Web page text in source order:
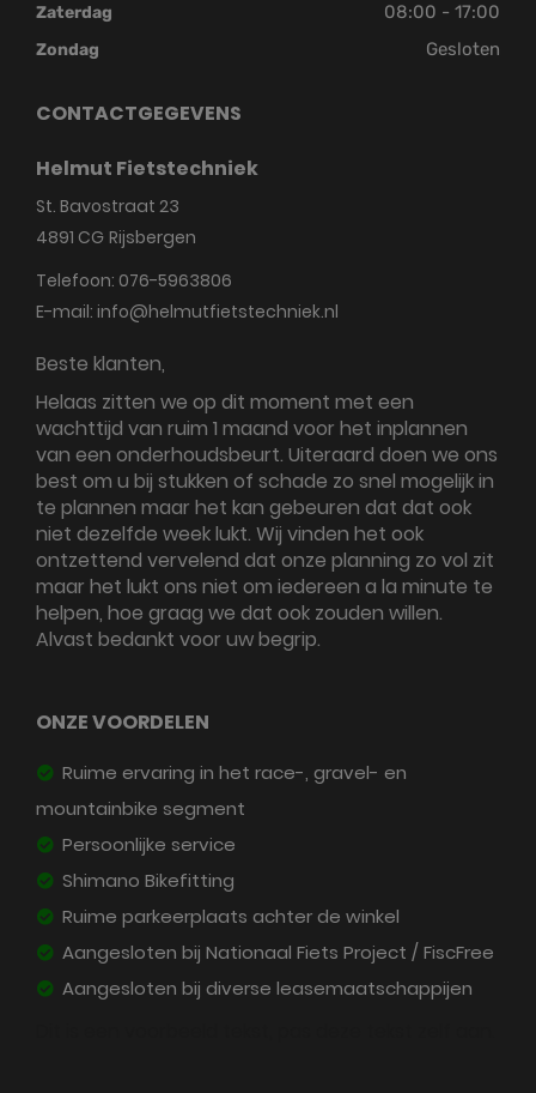
Zaterdag 08:00 - 17:00
Zondag Gesloten
CONTACTGEGEVENS
Helmut Fietstechniek
St. Bavostraat 23
4891 CG Rijsbergen
Telefoon: 076-5963806
E-mail: info@helmutfietstechniek.nl
Beste klanten,
Helaas zitten we op dit moment met een
wachttijd van ruim 1 maand voor het inplannen
van een onderhoudsbeurt. Uiteraard doen we ons
best om u bij stukken of schade zo snel mogelijk in
te plannen maar het kan gebeuren dat dat ook
niet dezelfde week lukt. Wij vinden het ook
ontzettend vervelend dat onze planning zo vol zit
maar het lukt ons niet om iedereen a la minute te
helpen, hoe graag we dat ook zouden willen.
Alvast bedankt voor uw begrip.
ONZE VOORDELEN
Ruime ervaring in het race-, gravel- en
mountainbike segment
Persoonlijke service
Shimano Bikefitting
Ruime parkeerplaats achter de winkel
Aangesloten bij Nationaal Fiets Project / FiscFree
Aangesloten bij diverse leasemaatschappijen